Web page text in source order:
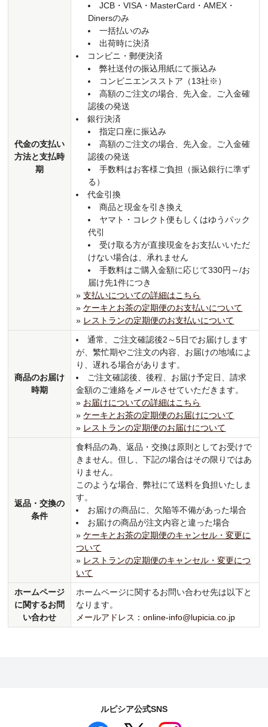
代金の支払い
方法と支払時
期
JCB・VISA・MasterCard・AMEX・
Dinersのみ
一括払いのみ
出荷時に決済
コンビニ・郵便決済
弊社送付の振込用紙にて振込み
コンビニエンスストア（13社※）
高額のご注文の場合、先入金。ご入金確
認後の発送
銀行決済
指定口座に振込み
高額のご注文の場合、先入金。ご入金確
認後の発送
手数料はお客様ご負担（振込銀行に準ず
る）
代金引換
商品と現金を引き換え
ヤマト・コレクト便もしくはゆうパック
代引
受け取る方が直接現金をお支払いいただ
けない場合は、承れません
手数料はご購入金額に応じて330円～/お
届け先1件につき
»支払いについての詳細はこちら
»ケーキとお茶の定期便のお支払いについて
» レストランの定期便のお支払いについて
商品のお届け
時期
通常、ご注文確認後2～5日でお届けします
が、繁忙期やご注文の内容、お届けの地域によ
り、遅れる場合があります。
ご注文確認後、後程、お届け予定日、請求
金額のご連絡をメールさせていただきます。
» お届けについての詳細はこちら
»ケーキとお茶の定期便のお届けについて
» レストランの定期便のお届けについて
返品・交換の
条件
食料品の為、返品・交換は原則としてお受けで
きません。但し、下記の場合はその限りではあ
りません。
このような場合、弊社にて送料を負担いたしま
す。
お届けの商品に、欠陥等不備があった場合
お届けの商品が注文内容と違った場合
»ケーキとお茶の定期便のキャンセル・変更に
ついて
» レストランの定期便のキャンセル・変更につ
いて
ホームページ
に関するお問
い合わせ
ホームページに関するお問い合わせ先は以下と
なります。
メールアドレス：online-info@lupicia.co.jp
ルピシア公式SNS